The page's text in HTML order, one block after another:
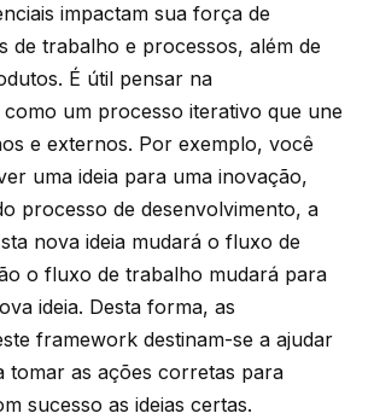
impactam sua força de
de trabalho e processos, além de
É útil pensar na
um processo iterativo que une
e externos. Por exemplo, você
uma ideia para uma inovação,
processo de desenvolvimento, a
nova ideia mudará o fluxo de
o fluxo de trabalho mudará para
ideia. Desta forma, as
framework destinam-se a ajudar
tomar as ações corretas para
sucesso as ideias certas.